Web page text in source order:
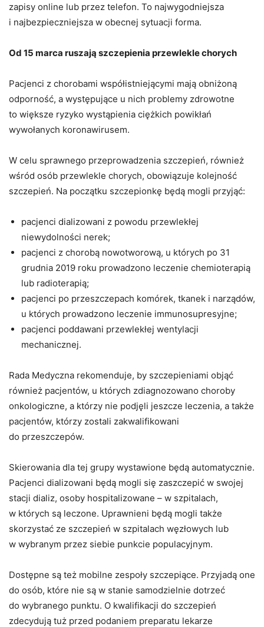
zapisy online lub przez telefon. To najwygodniejsza
i najbezpieczniejsza w obecnej sytuacji forma.
Od 15 marca ruszają szczepienia przewlekle chorych
Pacjenci z chorobami współistniejącymi mają obniżoną
odporność, a występujące u nich problemy zdrowotne
to większe ryzyko wystąpienia ciężkich powikłań
wywołanych koronawirusem.
W celu sprawnego przeprowadzenia szczepień, również
wśród osób przewlekle chorych, obowiązuje kolejność
szczepień. Na początku szczepionkę będą mogli przyjąć:
pacjenci dializowani z powodu przewlekłej
niewydolności nerek;
pacjenci z chorobą nowotworową, u których po 31
grudnia 2019 roku prowadzono leczenie chemioterapią
lub radioterapią;
pacjenci po przeszczepach komórek, tkanek i narządów,
u których prowadzono leczenie immunosupresyjne;
pacjenci poddawani przewlekłej wentylacji
mechanicznej.
Rada Medyczna rekomenduje, by szczepieniami objąć
również pacjentów, u których zdiagnozowano choroby
onkologiczne, a którzy nie podjęli jeszcze leczenia, a także
pacjentów, którzy zostali zakwalifikowani
do przeszczepów.
Skierowania dla tej grupy wystawione będą automatycznie.
Pacjenci dializowani będą mogli się zaszczepić w swojej
stacji dializ, osoby hospitalizowane – w szpitalach,
w których są leczone. Uprawnieni będą mogli także
skorzystać ze szczepień w szpitalach węzłowych lub
w wybranym przez siebie punkcie populacyjnym.
Dostępne są też mobilne zespoły szczepiące. Przyjadą one
do osób, które nie są w stanie samodzielnie dotrzeć
do wybranego punktu. O kwalifikacji do szczepień
zdecydują tuż przed podaniem preparatu lekarze